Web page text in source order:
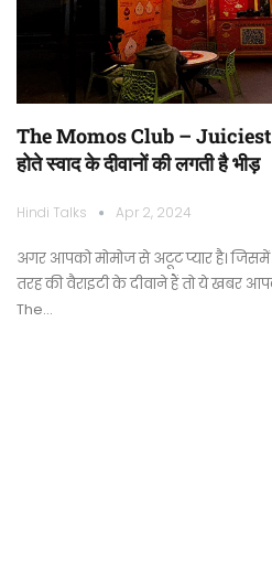
The Momos Club –
होते स्वाद के दीवानों की लगती है भीड़
Hindi Talks Apr 2, 2024
अगर आपको मोमोज से अटूट प्यार है। जिसमें
तरह की वैराइटी के दीवाने हैं तो ये खबर
The…